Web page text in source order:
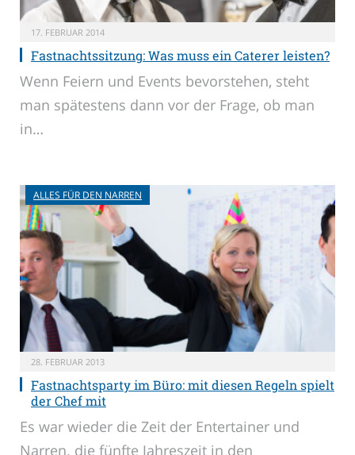
17. FEBRUAR 2014
Fastnachtssitzung: Was muss ein Caterer leisten?
Wenn Feiern und Events bevorstehen, steht
man spätestens dann vor der Frage, ob man
in…
ALLES FÜR DEN NARREN
28. FEBRUAR 2013
Fastnachtsparty im Büro: mit diesen Regeln spielt
der Chef mit
Es war wieder die Zeit der Entertainer und
Narren. die fünfte Jahreszeit in den